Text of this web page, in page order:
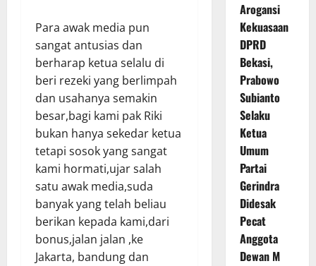
Para awak media pun
sangat antusias dan
berharap ketua selalu di
beri rezeki yang berlimpah
dan usahanya semakin
besar,bagi kami pak Riki
bukan hanya sekedar ketua
tetapi sosok yang sangat
kami hormati,ujar salah
satu awak media,suda
banyak yang telah beliau
berikan kepada kami,dari
bonus,jalan jalan ,ke
Jakarta, bandung dan
Arogansi
Kekuasaan
DPRD
Bekasi,
Prabowo
Subianto
Selaku
Ketua
Umum
Partai
Gerindra
Didesak
Pecat
Anggota
Dewan M